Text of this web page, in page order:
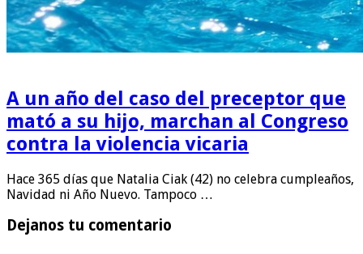
A un año del caso del preceptor que
mató a su hijo, marchan al Congreso
contra la violencia vicaria
Hace 365 días que Natalia Ciak (42) no celebra cumpleaños,
Navidad ni Año Nuevo. Tampoco …
Dejanos tu comentario